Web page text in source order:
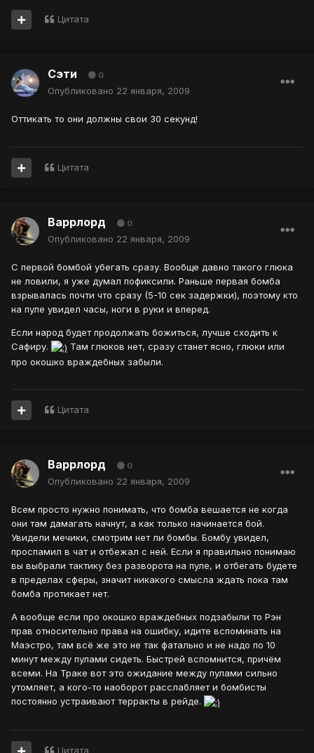
Цитата
Сэти 0
Опубликовано 22 января, 2009
Оттикать то они должны свои 30 секунд!
Цитата
Варрлорд 0
Опубликовано 22 января, 2009
С первой бомбой убегать сразу. Вообще давно такого глюка
не ловили, я уже думал пофиксили. Раньше первая бомба
взрывалась почти что сразу (5-10 сек задержки), поэтому кто
на пуле увидел часы, ноги в руки и вперед.
Если народ будет продолжать божиться, лучше сходить к
Сафиру.
Там глюков нет, сразу станет ясно, глюки или
про окошко враждебных забыли.
Цитата
Варрлорд 0
Опубликовано 22 января, 2009
Всем просто нужно понимать, что бомба вешается не когда
они там дамагать начнут, а как только начинается бой.
Увидели мечики, смотрим нет ли бомбы. Бомбу увидел,
проспамил в чат и отбежал с ней. Если я правильно понимаю
вы выбрали тактику без разворота на пуле, и отбегать будете
в пределах сферы, значит никакого смысла ждать пока там
бомба протикает нет.
А вообще если про окошко враждебных подзабыли то Рэн
прав относительно права на ошибку, идите вспоминать на
Маэстро, там всё же это не так фатально и не надо по 10
минут между пулами сидеть. Быстрей вспомнится, причём
всеми. На Траке вот это ожидание между пулами сильно
утомляет, а кого-то наоборот расслабляет и бомбисты
постоянно устраивают терракты в рейде.
Цитата